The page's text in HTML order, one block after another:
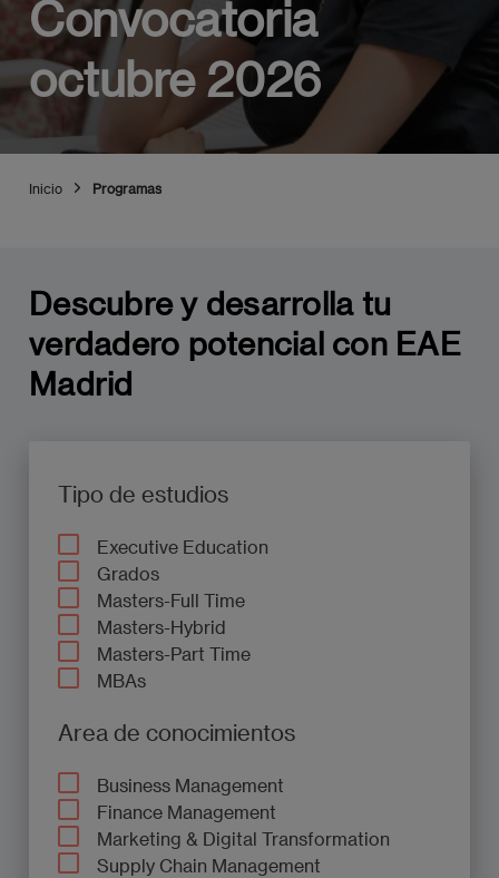
Convocatoria
octubre 2026
Inicio Programas
Descubre y desarrolla tu
verdadero potencial con EAE
Madrid
Tipo de estudios
Executive Education
Grados
Masters-Full Time
Masters-Hybrid
Masters-Part Time
MBAs
Area de conocimientos
Business Management
Finance Management
Marketing & Digital Transformation
Supply Chain Management